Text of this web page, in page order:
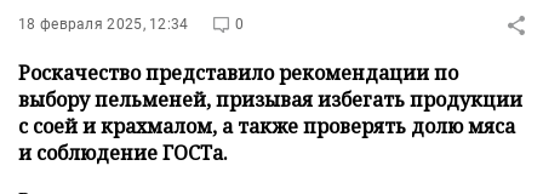
18 февраля 2025, 12:34 0
Роскачество представило рекомендации по
выбору пельменей, призывая избегать продукции
с соей и крахмалом, а также проверять долю мяса
и соблюдение ГОСТа.